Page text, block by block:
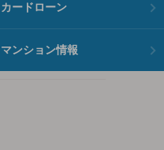
カードローン
マンション情報